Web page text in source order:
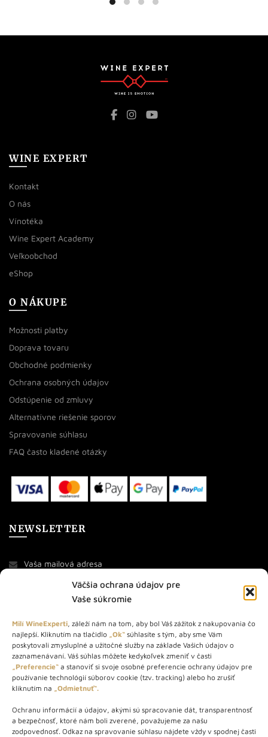
Väčšia ochrana údajov pre
Vaše súkromie
Milí WineExperti, záleží nám na tom, aby bol Váš zážitok z nakupovania čo
najlepší. Kliknutím na tlačidlo „Ok“ súhlasíte s tým, aby sme Vám
poskytovali zmysluplné a užitočné služby na základe Vašich údajov o
zaznamenávaní. Váš súhlas môžete kedykoľvek zmeniť v časti
„Preferencie“ a stanoviť si svoje osobné preferencie ochrany údajov pre
používanie technológií súborov cookie (tzv. tracking) alebo ho zrušiť
kliknutím na „Odmietnuť“.
Ochranu informácií a údajov, akými sú spracovanie dát, transparentnosť
a bezpečnosť, ktoré nám boli zverené, považujeme za našu
zodpovednosť. Odkaz na spravovanie súhlasu nájdete vždy v spodnej časti
WINE EXPERT
Kontakt
O nás
Vínotéka
Wine Expert Academy
Veľkoobchod
eShop
O NÁKUPE
Možnosti platby
Doprava tovaru
Obchodné podmienky
Ochrana osobných údajov
Odstúpenie od zmluvy
Alternatívne riešenie sporov
Spravovanie súhlasu
FAQ často kladené otázky
NEWSLETTER
O NÁS
STORE – obchod s vínom a destilátmi od roku 2010. Na našej
webovej stránke predávame viac ako 1000+ značkových
produktov.
Info tel.: +421 917 779 888
Vínotéka: +421 917 888 879